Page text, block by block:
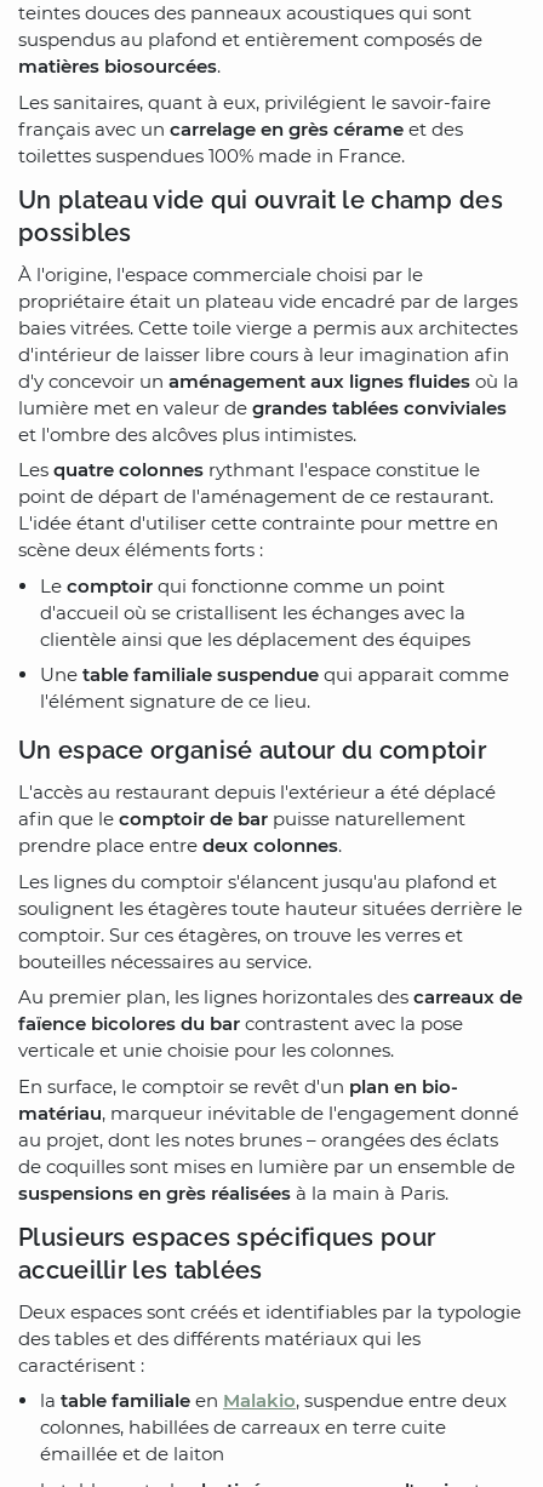
teintes douces des panneaux acoustiques qui sont
suspendus au plafond et entièrement composés de
matières biosourcées.
Les sanitaires, quant à eux, privilégient le savoir-faire
français avec un carrelage en grès cérame et des
toilettes suspendues 100% made in France.
Un plateau vide qui ouvrait le champ des
possibles
À l'origine, l'espace commerciale choisi par le
propriétaire était un plateau vide encadré par de larges
baies vitrées. Cette toile vierge a permis aux architectes
d'intérieur de laisser libre cours à leur imagination afin
d'y concevoir un aménagement aux lignes fluides où la
lumière met en valeur de grandes tablées conviviales
et l'ombre des alcôves plus intimistes.
Les quatre colonnes rythmant l'espace constitue le
point de départ de l'aménagement de ce restaurant.
L'idée étant d'utiliser cette contrainte pour mettre en
scène deux éléments forts :
Le comptoir qui fonctionne comme un point
d'accueil où se cristallisent les échanges avec la
clientèle ainsi que les déplacement des équipes
Une table familiale suspendue qui apparait comme
l'élément signature de ce lieu.
Un espace organisé autour du comptoir
L'accès au restaurant depuis l'extérieur a été déplacé
afin que le comptoir de bar puisse naturellement
prendre place entre deux colonnes.
Les lignes du comptoir s'élancent jusqu'au plafond et
soulignent les étagères toute hauteur situées derrière le
comptoir. Sur ces étagères, on trouve les verres et
bouteilles nécessaires au service.
Au premier plan, les lignes horizontales des carreaux de
faïence bicolores du bar contrastent avec la pose
verticale et unie choisie pour les colonnes.
En surface, le comptoir se revêt d'un plan en bio-
matériau, marqueur inévitable de l'engagement donné
au projet, dont les notes brunes – orangées des éclats
de coquilles sont mises en lumière par un ensemble de
suspensions en grès réalisées à la main à Paris.
Plusieurs espaces spécifiques pour
accueillir les tablées
Deux espaces sont créés et identifiables par la typologie
des tables et des différents matériaux qui les
caractérisent :
la table familiale en Malakio, suspendue entre deux
colonnes, habillées de carreaux en terre cuite
émaillée et de laiton